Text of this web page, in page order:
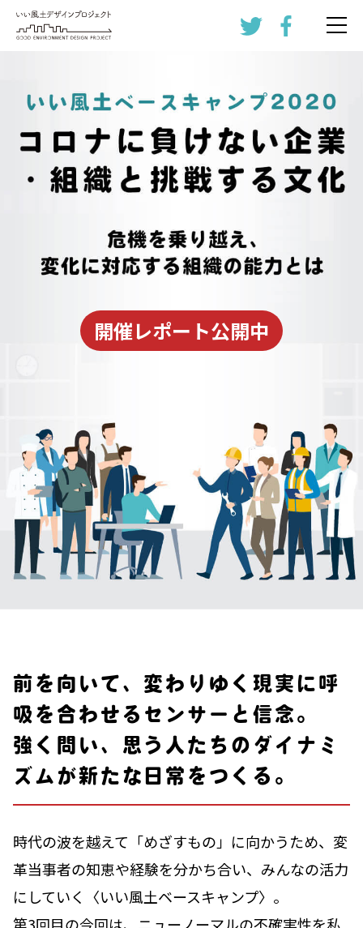
開催レポート公開中
前を向いて、変わりゆく現実に呼
吸を合わせるセンサーと信念。
強く問い、思う人たちのダイナミ
ズムが新たな日常をつくる。
時代の波を越えて「めざすもの」に向かうため、変
革当事者の知恵や経験を分かち合い、みんなの活力
にしていく〈いい風土ベースキャンプ〉。